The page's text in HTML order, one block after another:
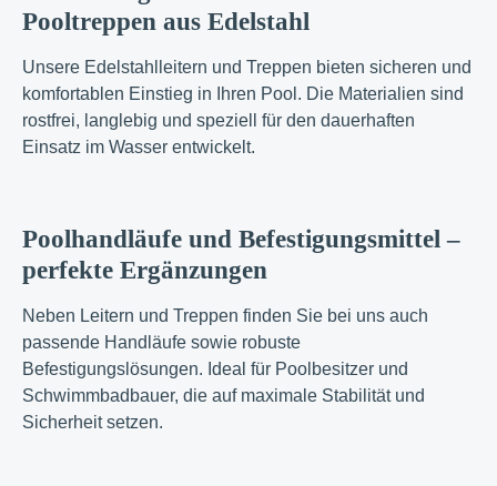
Pooltreppen aus Edelstahl
Unsere Edelstahlleitern und Treppen bieten sicheren und
komfortablen Einstieg in Ihren Pool. Die Materialien sind
rostfrei, langlebig und speziell für den dauerhaften
Einsatz im Wasser entwickelt.
Poolhandläufe und Befestigungsmittel –
perfekte Ergänzungen
Neben Leitern und Treppen finden Sie bei uns auch
passende Handläufe sowie robuste
Befestigungslösungen. Ideal für Poolbesitzer und
Schwimmbadbauer, die auf maximale Stabilität und
Sicherheit setzen.